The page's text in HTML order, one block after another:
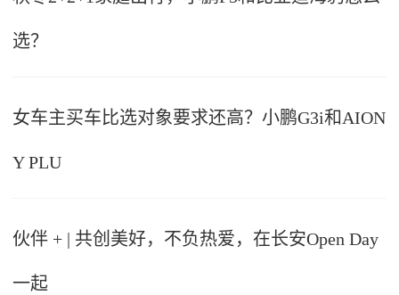
选？
女车主买车比选对象要求还高？小鹏G3i和AION
Y PLU
伙伴 + | 共创美好，不负热爱，在长安Open Day
一起